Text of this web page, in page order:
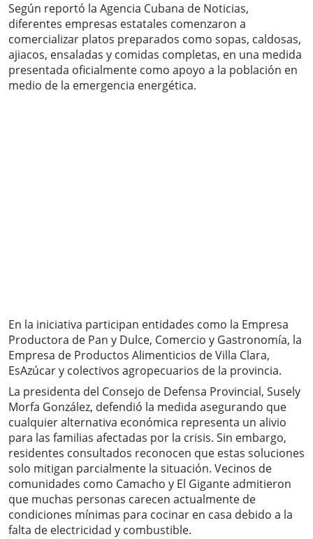
Según reportó la Agencia Cubana de Noticias,
diferentes empresas estatales comenzaron a
comercializar platos preparados como sopas, caldosas,
ajiacos, ensaladas y comidas completas, en una medida
presentada oficialmente como apoyo a la población en
medio de la emergencia energética.
En la iniciativa participan entidades como la Empresa
Productora de Pan y Dulce, Comercio y Gastronomía, la
Empresa de Productos Alimenticios de Villa Clara,
EsAzúcar y colectivos agropecuarios de la provincia.
La presidenta del Consejo de Defensa Provincial, Susely
Morfa González, defendió la medida asegurando que
cualquier alternativa económica representa un alivio
para las familias afectadas por la crisis. Sin embargo,
residentes consultados reconocen que estas soluciones
solo mitigan parcialmente la situación. Vecinos de
comunidades como Camacho y El Gigante admitieron
que muchas personas carecen actualmente de
condiciones mínimas para cocinar en casa debido a la
falta de electricidad y combustible.